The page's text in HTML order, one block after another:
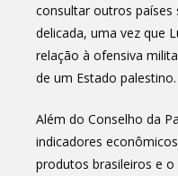
consultar outros países
delicada, uma vez que
relação à ofensiva
de um Estado palestino.
Além do Conselho da
indicadores
produtos brasileiros e